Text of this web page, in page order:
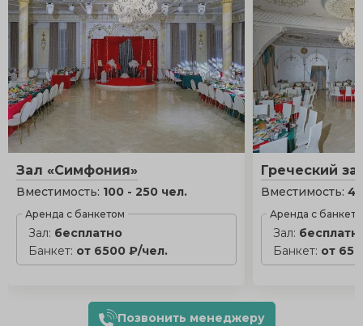
Зал «Симфония»
Вместимость: 100 - 250 чел.
Аренда с банкетом
Зал: бесплатно
Банкет: от 6500 ₽/чел.
Греческий
Вместимость:
Аренда с
Зал:
Банкет: от
Позвонить менеджеру